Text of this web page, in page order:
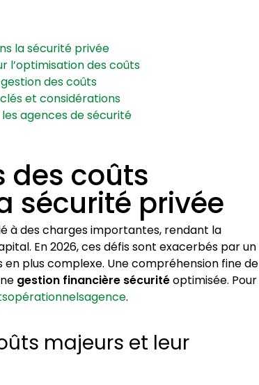
la sécurité privée
l’optimisation des coûts
des coûts
et considérations
agences de sécurité
des coûts
sécurité privée
à des charges importantes, rendant la
En 2026, ces défis sont exacerbés par un
plus complexe. Une compréhension fine de
gestion financière sécuritéoptimisée. Pour
.
majeurs et leur